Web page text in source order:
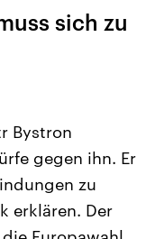
USA
Beiträge,
Hintergründe
und
die Vereinigten
mächtigsten Ländern
großem Einfluss auf
sich zu
Bystron
gegen ihn. Er
zu
erklären. Der